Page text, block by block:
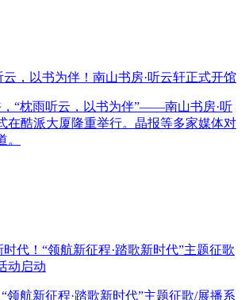
云，以书为伴！南山书房·听云轩正式开馆
，“枕雨听云，以书为伴”——南山书房·听
在酷派大厦隆重举行。晶报等多家媒体对
。
代！“领航新征程·踏歌新时代”主题征歌
动启动
领航新征程·踏歌新时代”主题征歌/展播系